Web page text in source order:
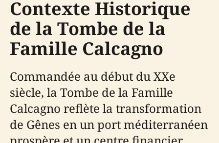
Contexte Historique
de la Tombe de la
Famille Calcagno
Commandée au début du XXe
siècle, la Tombe de la Famille
Calcagno reflète la transformation
de Gênes en un port méditerranéen